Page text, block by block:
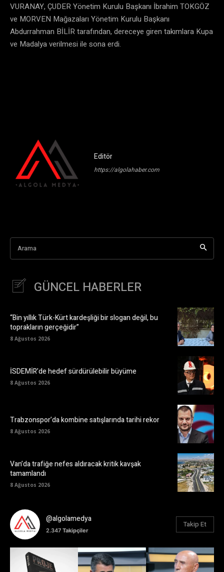
VURANAY, ÇUDER Yönetim Kurulu Başkanı İbrahim TOKGÖZ
ve MORVEN Mağazaları Yönetim Kurulu Başkanı
Abdurrahman BİLİR tarafından, dereceye giren takımlara Kupa
ve Madalya verilmesi ile sona erdi.
Editör
https://algolahaber.com
Arama
GÜNCEL HABERLER
“Bin yıllık Türk-Kürt kardeşliği bir slogan değil, bu
toprakların gerçeğidir”
8 Ağustos 2026
İSDEMİR’de hedef sürdürülebilir büyüme
8 Ağustos 2026
Trabzonspor’da kombine satışlarında tarihi rekor
8 Ağustos 2026
Van’da trafiğe nefes aldıracak kritik kavşak
tamamlandı
8 Ağustos 2026
@algolamedya
2.347 Takipçiler
Takip Et